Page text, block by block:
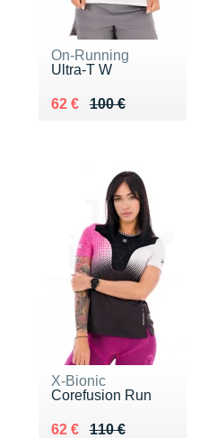
On-Running
Ultra-T W
100 €
Au lieu de 100 €
62 €
Vendu 62 €
X-Bionic
Corefusion Run
110 €
Au lieu de 110 €
62 €
Vendu 62 €